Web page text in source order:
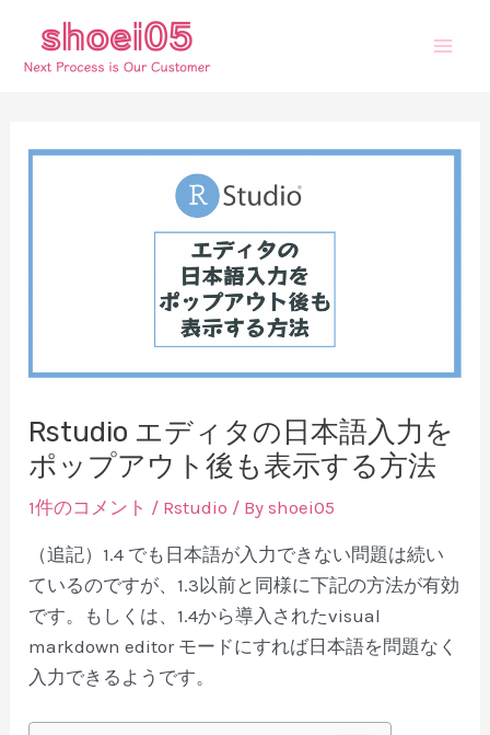
Rstudio エディタの日本語入力を
ポップアウト後も表示する方法
1件のコメント / Rstudio / Byshoei05
（追記）1.4 でも日本語が入力できない問題は続い
ているのですが、1.3以前と同様に下記の方法が有効
です。もしくは、1.4から導入されたvisual
markdown editor モードにすれば日本語を問題なく
入力できるようです。